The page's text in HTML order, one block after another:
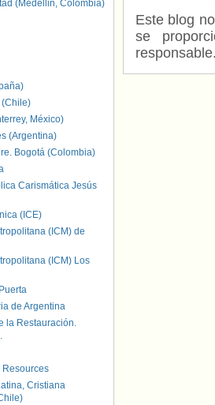
Este blog
se
(Medellin, Colombia)
(Chile)
México)
(Argentina)
Bogotá (Colombia)
Carismática Jesús
(ICE)
(ICM) de
(ICM) Los
de Argentina
la Restauración.
Resources
Cristiana